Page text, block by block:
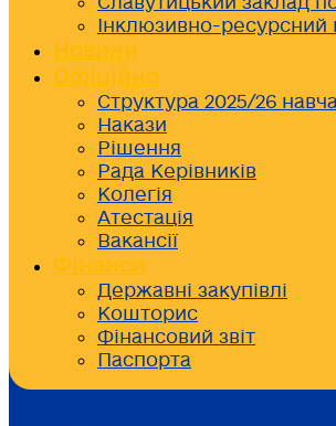
Інклюзивно-ресурсний
Новини
Офіційно
Структура 2025/26
Накази
Рішення
Рада Керівників
Колегія
Атестація
Вакансії
Фінанси
Державні закупівлі
Кошторис
Фінансовий звіт
Паспорта